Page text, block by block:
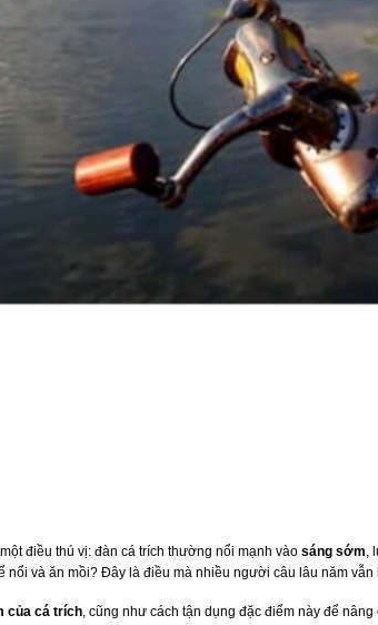
điều thú vị: đàn cá trích thường nổi mạnh vào sáng sớm
và ăn mồi? Đây là điều mà nhiều người câu lâu năm
của cá trích , cũng như cách tận dụng đặc điểm này để nâng